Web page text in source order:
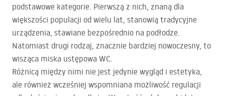
podstawowe kategorie. Pierwszą z nich, znaną dla
większości populacji od wielu lat, stanowią tradycyjne
urządzenia, stawiane bezpośrednio na podłodze.
Natomiast drugi rodzaj, znacznie bardziej nowoczesny, to
wisząca miska ustępowa WC.
Różnicą między nimi nie jest jedynie wygląd i estetyka,
ale również wcześniej wspomniana możliwość regulacji